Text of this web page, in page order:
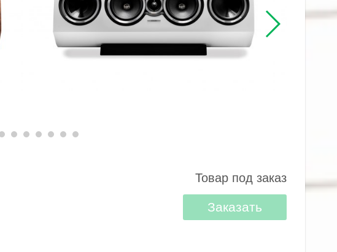
Товар под заказ
Заказать